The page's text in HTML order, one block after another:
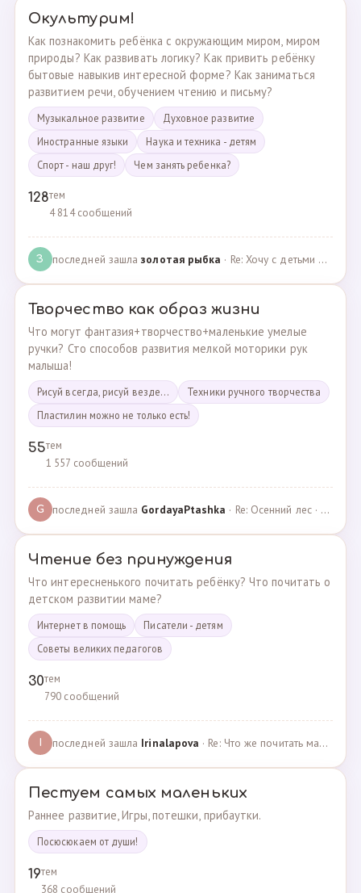
Окультурим!
Как познакомить ребёнка с окружающим миром, миром
природы? Как развивать логику? Как привить ребёнку
бытовые навыкив интересной форме? Как заниматься
развитием речи, обучением чтению и письму?
Музыкальное развитие
Духовное развитие
Иностранные языки
Наука и техника - детям
Спорт - наш друг!
Чем занять ребенка?
128тем
4 814 сообщений
З последней зашлазолотая рыбка · Re: Хочу с детьми поехать на следующей неделе в Сан… · 19.05.2024
Творчество как образ жизни
Что могут фантазия+творчество+маленькие умелые
ручки? Сто способов развития мелкой моторики рук
малыша!
Рисуй всегда, рисуй везде...
Техники ручного творчества
Пластилин можно не только есть!
55тем
1 557 сообщений
G последней зашла GordayaPtashka · Re: Осенний лес · 05.05.2022
Чтение без принуждения
Что интересненького почитать ребёнку? Что почитать о
детском развитии маме?
Интернет в помощь
Писатели - детям
Советы великих педагогов
30тем
790 сообщений
последней зашла Irinalapova · Re: Что же почитать маме о правильном воспитании ре? · 23.02.2025
Пестуем самых маленьких
Раннее развитие, Игры, потешки, прибаутки.
Посюсюкаем от души!
19тем
368 сообщений